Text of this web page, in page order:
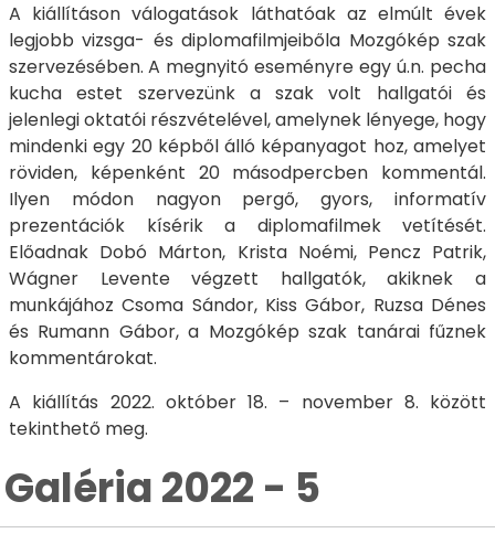
A kiállításon válogatások láthatóak az elmúlt évek
legjobb vizsga- és diplomafilmjeibőla Mozgókép szak
szervezésében. A megnyitó eseményre egy ú.n. pecha
kucha estet szervezünk a szak volt hallgatói és
jelenlegi oktatói részvételével, amelynek lényege, hogy
mindenki egy 20 képből álló képanyagot hoz, amelyet
röviden, képenként 20 másodpercben kommentál.
Ilyen módon nagyon pergő, gyors, informatív
prezentációk kísérik a diplomafilmek vetítését.
Előadnak Dobó Márton, Krista Noémi, Pencz Patrik,
Wágner Levente végzett hallgatók, akiknek a
munkájához Csoma Sándor, Kiss Gábor, Ruzsa Dénes
és Rumann Gábor, a Mozgókép szak tanárai fűznek
kommentárokat.
A kiállítás 2022. október 18. – november 8. között
tekinthető meg.
Galéria 2022 - 5